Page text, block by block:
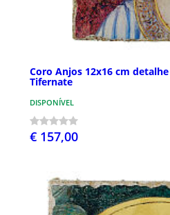
Coro Anjos 12x16 cm
Tifernate
DISPONÍVEL
€ 157,00